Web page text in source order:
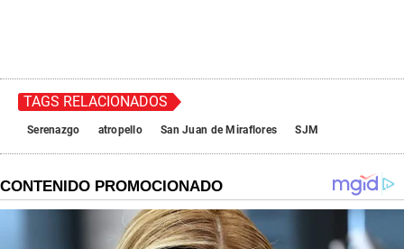
TAGS RELACIONADOS
Serenazgo atropello San Juan de Miraflores SJM